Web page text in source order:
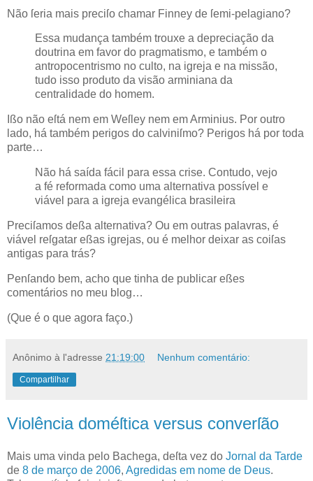
Não ſeria mais preciſo chamar Finney de ſemi-pelagiano?
Essa mudança também trouxe a depreciação da
doutrina em favor do pragmatismo, e também o
antropocentrismo no culto, na igreja e na missão,
tudo isso produto da visão arminiana da
centralidade do homem.
Ißo não eſtá nem em Weſley nem em Arminius. Por outro
lado, há também perigos do calviniſmo? Perigos há por toda
parte…
Não há saída fácil para essa crise. Contudo, vejo
a fé reformada como uma alternativa possível e
viável para a igreja evangélica brasileira
Preciſamos deßa alternativa? Ou em outras palavras, é
viável reſgatar eßas igrejas, ou é melhor deixar as coiſas
antigas para trás?
Penſando bem, acho que tinha de publicar eßes
comentários no meu blog…
(Que é o que agora faço.)
Anônimo à l'adresse 21:19:00 Nenhum comentário:
Compartilhar
Violência doméſtica versus converſão
Mais uma vinda pelo Bachega, deſta vez do Jornal da Tarde
de 8 de março de 2006, Agredidas em nome de Deus.